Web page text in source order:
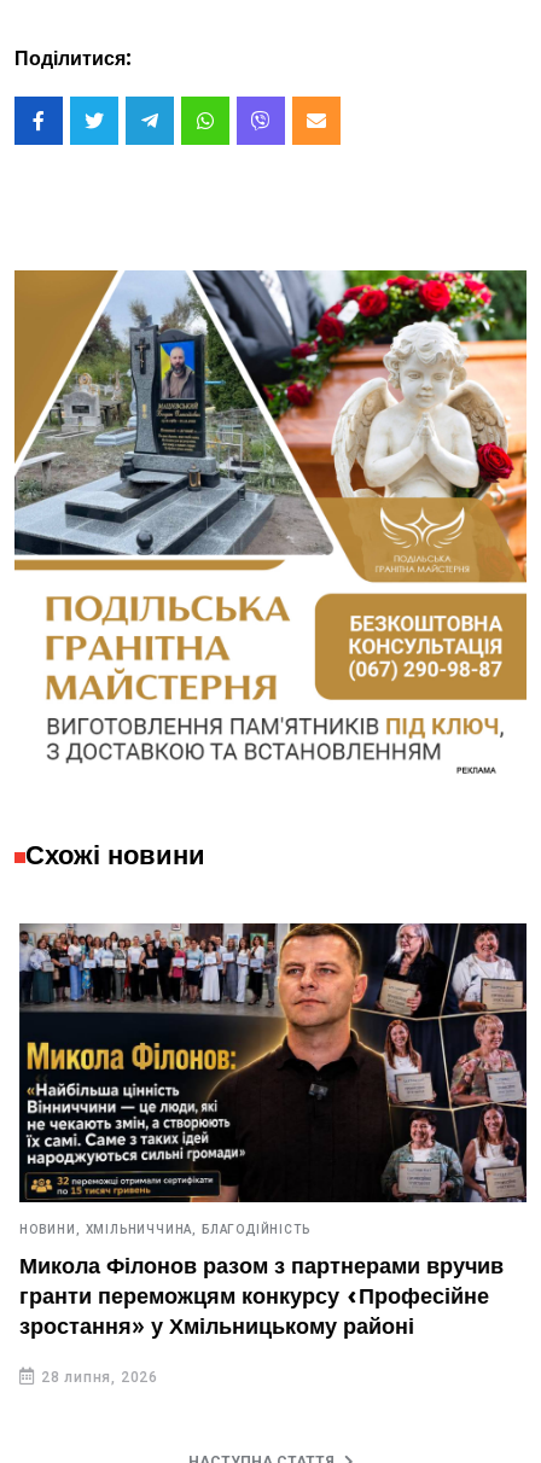
Поділитися:
Схожі новини
НОВИНИ, ХМІЛЬНИЧЧИНА, БЛАГОДІЙНІСТЬ
Микола Філонов разом з партнерами вручив
гранти переможцям конкурсу «Професійне
зростання» у Хмільницькому районі
28 липня, 2026